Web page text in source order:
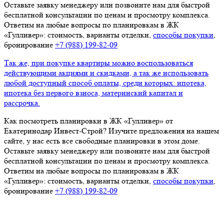
Оставьте заявку менеджеру или позвоните нам для быстрой
бесплатной консультации по ценам и просмотру комплекса.
Ответим на любые вопросы по планировкам в ЖК
«Гулливер»: стоимость, варианты отделки, способы покупки
бронирование +7 (988) 199‑82‑09
Так же, при покупке квартиры можно воспользоваться
действующими акциями и скидками, а так же использовать
любой доступный способ оплаты, среди которых: ипотека,
ипотека без первого взноса, материнский капитал и
рассрочка.
Как посмотреть планировки в ЖК «Гулливер» от
Екатеринодар Инвест-Строй? Изучите предложения на нашем
сайте, у нас есть все свободные планировки в этом доме.
Оставьте заявку менеджеру или позвоните нам для быстрой
бесплатной консультации по ценам и просмотру комплекса.
Ответим на любые вопросы по планировкам в ЖК
«Гулливер»: стоимость, варианты отделки, способы покупки
бронирование +7 (988) 199‑82‑09